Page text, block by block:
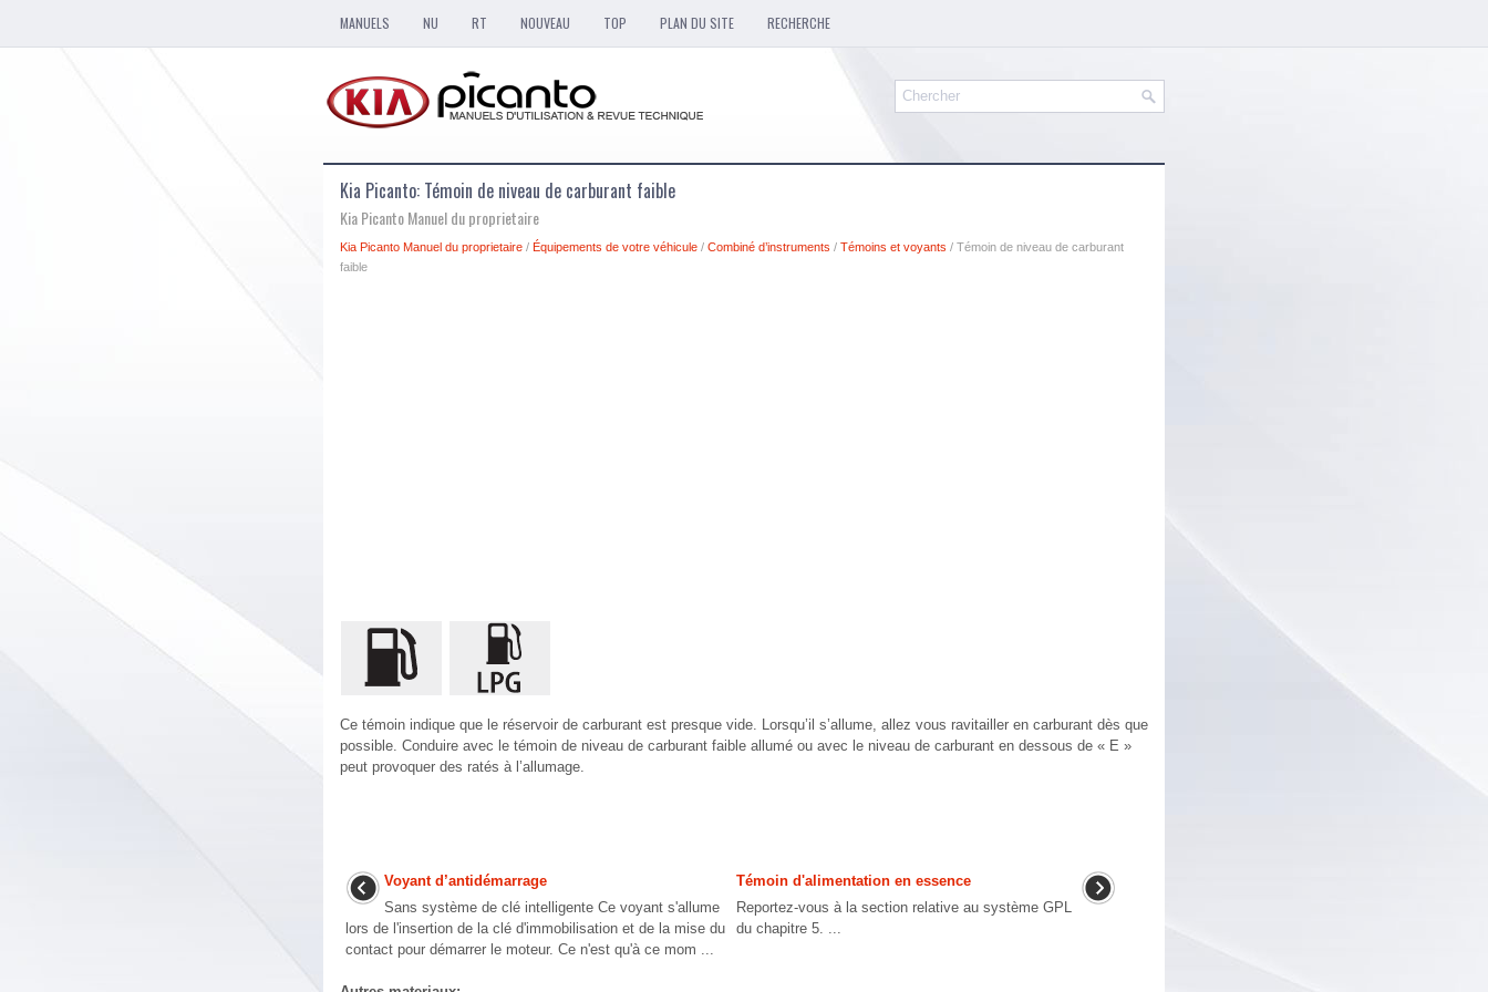
MANUELS NU RT NOUVEAU TOP PLAN DU SITE RECHERCHE
Kia Picanto: Témoin de niveau de carburant faible
Kia Picanto Manuel du proprietaire
Kia Picanto Manuel du proprietaire / Équipements de votre véhicule / Combiné d’instruments / Témoins et voyants / Témoin de niveau de carburant
faible
Ce témoin indique que le réservoir de carburant est presque vide. Lorsqu’il s’allume, allez vous ravitailler en carburant dès que
possible. Conduire avec le témoin de niveau de carburant faible allumé ou avec le niveau de carburant en dessous de « E »
peut provoquer des ratés à l’allumage.
Voyant d’antidémarrage
Sans système de clé intelligente Ce voyant s'allume
lors de l'insertion de la clé d'immobilisation et de la mise du
contact pour démarrer le moteur. Ce n'est qu'à ce mom ...
Témoin d'alimentation en essence
Reportez-vous à la section relative au système GPL
du chapitre 5. ...